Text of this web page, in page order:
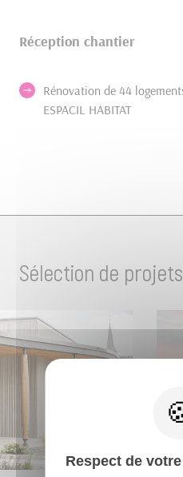
Réception chantier
Rénovation de 44
ESPACIL HABITAT
Sélection de projets
Respect de